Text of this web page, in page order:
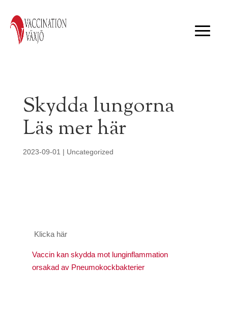
Skydda lungorna
Läs mer här
2023-09-01 | Uncategorized
Klicka här
Vaccin kan skydda mot lunginflammation
orsakad av Pneumokockbakterier